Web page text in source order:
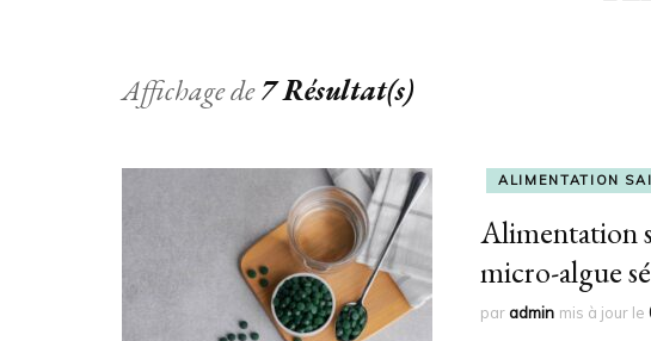
Affichage de7 Résultat(s)
ALIMENTATION
Alimentation
micro-algue
paradmin mis à jour le